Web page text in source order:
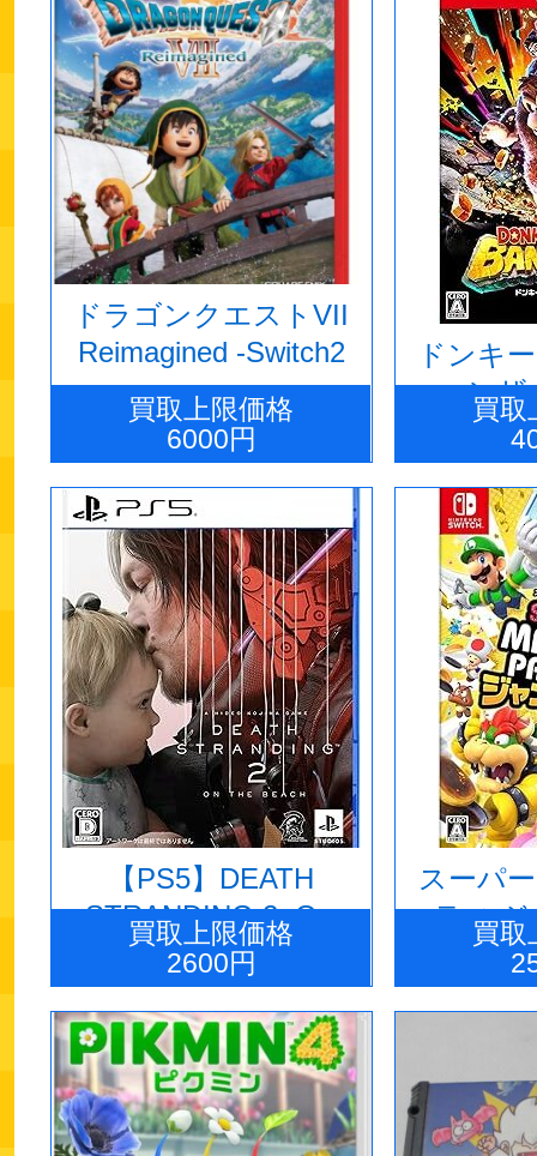
ドラゴンクエストVII
Reimagined -Switch2
買取上限価格
6000円
ドンキ
ンザ
買取
【PS5】DEATH
STRANDING 2: ON
THE BEACH
買取上限価格
2600円
スーパ
ティ
買取